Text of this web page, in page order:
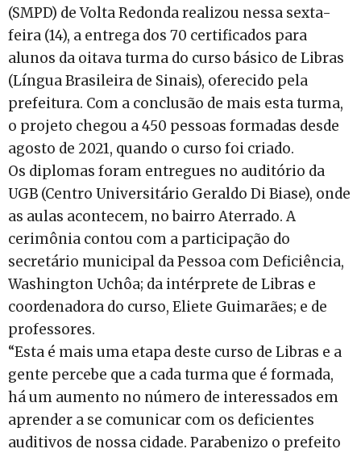
(SMPD) de Volta Redonda realizou nessa sexta-
feira (14), a entrega dos 70 certificados para
alunos da oitava turma do curso básico de Libras
(Língua Brasileira de Sinais), oferecido pela
prefeitura. Com a conclusão de mais esta turma,
o projeto chegou a 450 pessoas formadas desde
agosto de 2021, quando o curso foi criado.
Os diplomas foram entregues no auditório da
UGB (Centro Universitário Geraldo Di Biase), onde
as aulas acontecem, no bairro Aterrado. A
cerimônia contou com a participação do
secretário municipal da Pessoa com Deficiência,
Washington Uchôa; da intérprete de Libras e
coordenadora do curso, Eliete Guimarães; e de
professores.
“Esta é mais uma etapa deste curso de Libras e a
gente percebe que a cada turma que é formada,
há um aumento no número de interessados em
aprender a se comunicar com os deficientes
auditivos de nossa cidade. Parabenizo o prefeito